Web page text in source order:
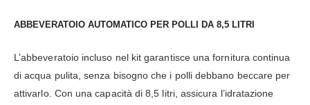
ABBEVERATOIO AUTOMATICO PER POLLI DA 8,5 LITRI
L’abbeveratoio incluso nel kit garantisce una fornitura continua
di acqua pulita, senza bisogno che i polli debbano beccare per
attivarlo. Con una capacità di 8,5 litri, assicura l’idratazione